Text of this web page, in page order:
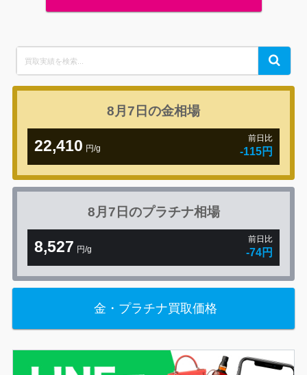
for:
Search
8月7日の金相場
22,410 円/g
前日比
-115円
8月7日のプラチナ相場
8,527 円/g
前日比
-74円
金・プラチナ買取価格